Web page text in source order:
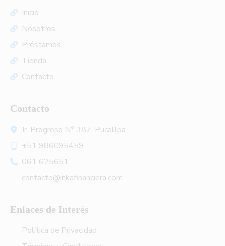
Inicio
Nosotros
Préstamos
Tienda
Contacto
Contacto
Jr. Progreso N° 387, Pucallpa
+51 986095459
061 625651
contacto@inkafinanciera.com
Enlaces de Interés
Política de Privacidad